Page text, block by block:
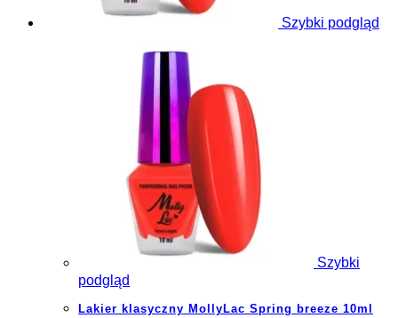
Szybki podgląd
Szybki
podgląd
Lakier klasyczny MollyLac Spring breeze 10ml